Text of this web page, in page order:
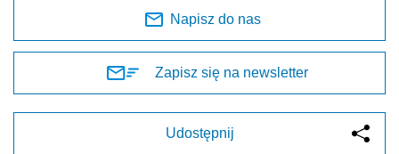
Napisz do nas
Zapisz się na newsletter
Udostępnij